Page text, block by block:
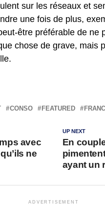
sur les réseaux et
une fois de plus,
être préférable de ne
chose de grave, mais
CONSO FEATURED
UP NEXT
En
ayant un
avec
ne
ADVERTISEMENT